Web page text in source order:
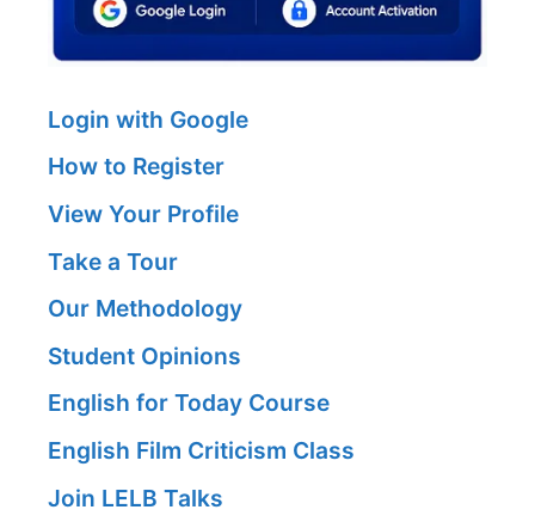
Login with Google
How to Register
View Your Profile
Take a Tour
Our Methodology
Student Opinions
English for Today Course
English Film Criticism Class
Join LELB Talks